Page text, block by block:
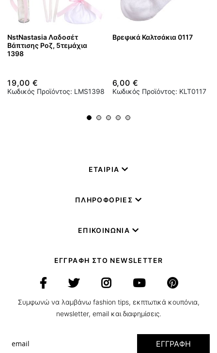
NstNastasia Λαδοσέτ
Βάπτισης Ροζ, 5τεμάχια
1398
19,00 €
Κωδικός Προϊόντος: LMS1398
Βρεφικά Καλτσάκια 0117
6,00 €
Κωδικός Προϊόντος: KLT0117
ΕΤΑΙΡΙΑ
ΠΛΗΡΟΦΟΡΙΕΣ
ΕΠΙΚΟΙΝΩΝΙΑ
ΕΓΓΡΑΦΗ ΣΤΟ NEWSLETTER
Συμφωνώ να λαμβάνω fashion tips, εκπτωτικά κουπόνια,
newsletter, email και διαφημίσεις.
ΕΓΓΡΑΦΗ